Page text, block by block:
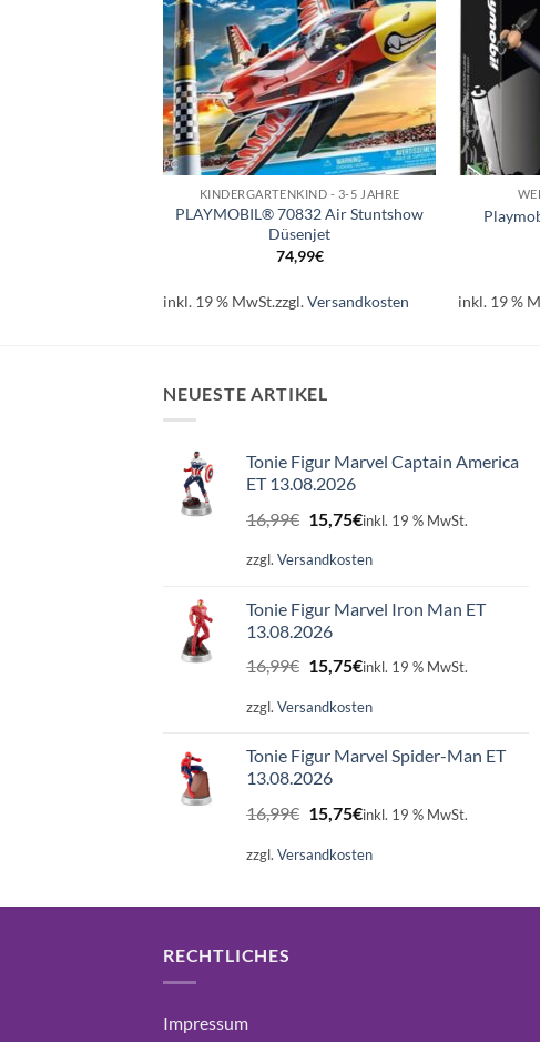
+
KINDERGARTENKIND - 3-5 JAHRE
PLAYMOBIL® 70832 Air Stuntshow
Düsenjet
74,99€
inkl. 19 % MwSt.zzgl.Versandkosten
+
inkl. 19 %
NEUESTE ARTIKEL
Tonie Figur Marvel Captain America
ET 13.08.2026
16,99€ Ursprünglicher
Preis
war:
15,75€Aktueller
ist:
inkl. 19 % MwSt.
zzgl. Versandkosten
Tonie Figur Marvel Iron Man ET
13.08.2026
16,99€ Ursprünglicher
Preis
war:
15,75€Aktueller
ist:
inkl. 19 % MwSt.
zzgl. Versandkosten
Tonie Figur Marvel Spider-Man ET
13.08.2026
16,99€ Ursprünglicher
Preis
war:
15,75€Aktueller
ist:
inkl. 19 % MwSt.
zzgl. Versandkosten
RECHTLICHES
Impressum